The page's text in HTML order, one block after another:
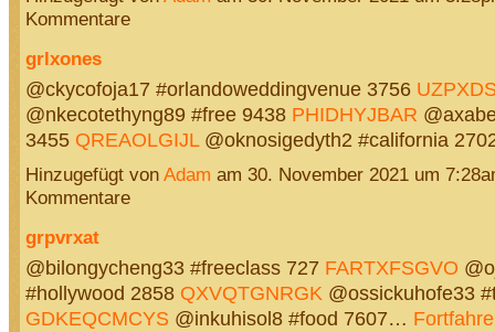
Kommentare
grlxones
@ckycofoja17 #orlandoweddingvenue 3756
@nkecotethyng89 #free 9438 PHIDHYJBAR
3455 QREAOLGIJL@oknosigedyth2 #california
Hinzugefügt von Adam am 30. November 2021 um
Kommentare
grpvrxat
@bilongycheng33 #freeclass 727 FARTXFSGVO
#hollywood 2858 QXVQTGNRGK@ossickuhofe33
GDKEQCMCYS @inkuhisol8 #food 7607…